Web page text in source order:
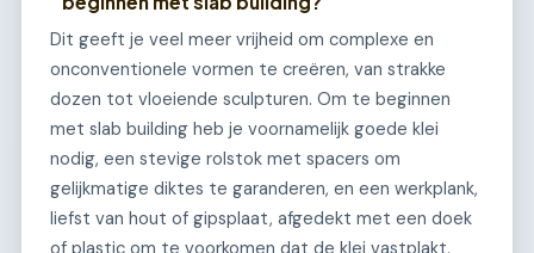
Dit geeft je veel meer vrijheid om complexe en
onconventionele vormen te creëren, van strakke
dozen tot vloeiende sculpturen. Om te beginnen
met slab building heb je voornamelijk goede klei
nodig, een stevige rolstok met spacers om
gelijkmatige diktes te garanderen, en een werkplank,
liefst van hout of gipsplaat, afgedekt met een doek
of plastic om te voorkomen dat de klei vastplakt.